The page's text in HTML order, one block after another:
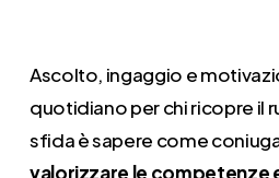
Ascolto, ingaggio e
quotidiano per chi ricopre il
sfida è sapere come
valorizzare le competenze